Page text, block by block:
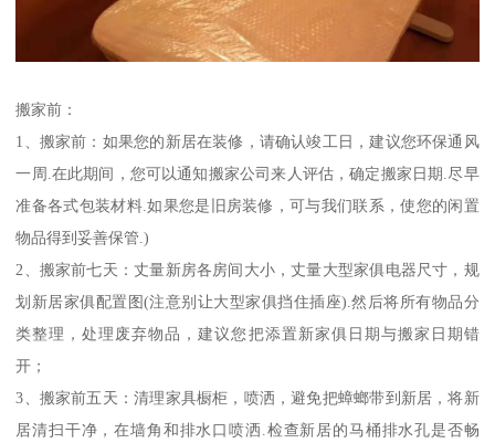
搬家前：
1、搬家前：如果您的新居在装修，请确认竣工日，建议您环保通风
一周.在此期间，您可以通知搬家公司来人评估，确定搬家日期.尽早
准备各式包装材料.如果您是旧房装修，可与我们联系，使您的闲置
物品得到妥善保管.)
2、搬家前七天：丈量新房各房间大小，丈量大型家俱电器尺寸，规
划新居家俱配置图(注意别让大型家俱挡住插座).然后将所有物品分
类整理，处理废弃物品，建议您把添置新家俱日期与搬家日期错
开；
3、搬家前五天：清理家具橱柜，喷洒，避免把蟑螂带到新居，将新
居清扫干净，在墙角和排水口喷洒.检查新居的马桶排水孔是否畅